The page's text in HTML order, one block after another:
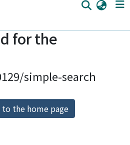
for the
simple-search
to the home page